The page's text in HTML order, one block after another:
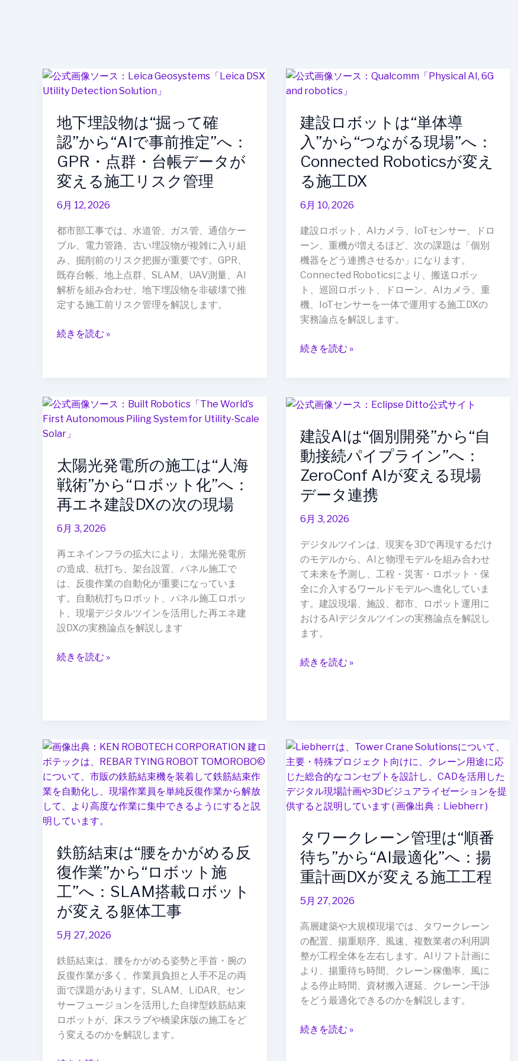
地下埋設物は“掘って確
認”から“AIで事前推定”へ：
GPR・点群・台帳データが
変える施工リスク管理
6月 12, 2026
都市部工事では、水道管、ガス管、通信ケー
ブル、電力管路、古い埋設物が複雑に入り組
み、掘削前のリスク把握が重要です。GPR、
既存台帳、地上点群、SLAM、UAV測量、AI
解析を組み合わせ、地下埋設物を非破壊で推
定する施工前リスク管理を解説します。
地
下
設
物
は“掘
っ
て
認”か
ら“AI
で
事
前
推
定”へ：
GPR・
点
群・
ー
タ
が
え
る
施
工
ス
ク
管
理
続きを読む »
建設ロボットは“単体導
入”から“つながる現場”へ：
Connected Roboticsが変え
る施工DX
6月 10, 2026
建設ロボット、AIカメラ、IoTセンサー、ドロ
ーン、重機が増えるほど、次の課題は「個別
機器をどう連携させるか」になります。
Connected Roboticsにより、搬送ロボッ
ト、巡回ロボット、ドローン、AIカメラ、重
機、IoTセンサーを一体で運用する施工DXの
実務論点を解説します。
建
設
ボ
ッ
ト
は“単
体
入”か
ら“つ
な
が
る
場”へ：
Connected
Robotics
が
変
施
DX
続きを読む »
太陽光発電所の施工は“人海
戦術”から“ロボット化”へ：
再エネ建設DXの次の現場
6月 3, 2026
再エネインフラの拡大により、太陽光発電所
の造成、杭打ち、架台設置、パネル施工で
は、反復作業の自動化が重要になっていま
す。自動杭打ちロボット、パネル施工ロボッ
ト、現場デジタルツインを活用した再エネ建
設DXの実務論点を解説します
太
陽
光
電
所
の
施
工
は“人
海
戦
術”か
ら“ロ
ボ
ッ
化”へ：
DX
の
次
の
現
場
続きを読む »
建設AIは“個別開発”から“自
動接続パイプライン”へ：
ZeroConf AIが変える現場
データ連携
6月 3, 2026
デジタルツインは、現実を3Dで再現するだけ
のモデルから、AIと物理モデルを組み合わせ
て未来を予測し、工程・災害・ロボット・保
全に介入するワールドモデルへ進化していま
す。建設現場、施設、都市、ロボット運用に
おけるAIデジタルツインの実務論点を解説し
ます。
建
AI
は“個
別
開
発”か
動
続
パ
イ
プ
ラ
イ
ン”へ：
ZeroConf
AI
現
場
デ
ー
タ
携
続きを読む »
鉄筋結束は“腰をかがめる反
復作業”から“ロボット施
工”へ：SLAM搭載ロボット
が変える躯体工事
5月 27, 2026
鉄筋結束は、腰をかがめる姿勢と手首・腕の
反復作業が多く、作業員負担と人手不足の両
面で課題があります。SLAM、LiDAR、セン
サーフュージョンを活用した自律型鉄筋結束
ロボットが、床スラブや橋梁床版の施工をど
う変えるのかを解説します。
鉄
筋
結
束
は“腰
を
が
め
る
反
復
業”か
ら“ロ
ボ
ッ
ト
施
工”へ：
SLAM
搭
タワークレーン管理は“順番
待ち”から“AI最適化”へ：揚
重計画DXが変える施工工程
5月 27, 2026
高層建築や大規模現場では、タワークレーン
の配置、揚重順序、風速、複数業者の利用調
整が工程全体を左右します。AIリフト計画に
より、揚重待ち時間、クレーン稼働率、風に
よる停止時間、資材搬入遅延、クレーン干渉
をどう最適化できるのかを解説します。
タ
ワ
ー
ク
レ
ン
管
理
は“順
番
待
ち”か
ら“AI
最
適
化”へ：
揚
計
続きを読む »